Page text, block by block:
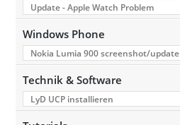
Update - Apple Watch Problem
Windows Phone
Nokia Lumia 900 screenshot/update
Technik & Software
LyD UCP installieren